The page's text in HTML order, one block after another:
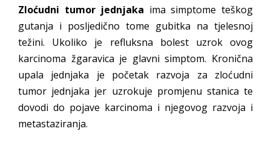
Zloćudni tumor jednjaka ima simptome teškog
gutanja i posljedično tome gubitka na tjelesnoj
težini. Ukoliko je refluksna bolest uzrok ovog
karcinoma žgaravica je glavni simptom. Kronična
upala jednjaka je početak razvoja za zloćudni
tumor jednjaka jer uzrokuje promjenu stanica te
dovodi do pojave karcinoma i njegovog razvoja i
metastaziranja.